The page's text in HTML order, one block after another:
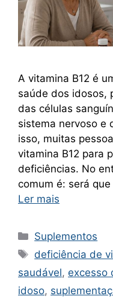
A vitamina B12 é
saúde dos idosos,
das células
sistema nervoso e
isso, muitas
vitamina B12 para
deficiências. No
comum é: será
Ler mais
Categorias
Suplementos
Tags
deficiência de
saudável, excesso
idoso,